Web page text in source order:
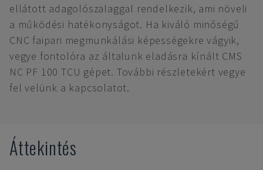
ellátott adagolószalaggal rendelkezik, ami növeli
a működési hatékonyságot. Ha kiváló minőségű
CNC faipari megmunkálási képességekre vágyik,
vegye fontolóra az általunk eladásra kínált CMS
NC PF 100 TCU gépet. További részletekért vegye
fel velünk a kapcsolatot.
Áttekintés